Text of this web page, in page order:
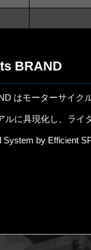
BRAND
はモーターサイク
ルに具現化し、ライ
System by Efficient